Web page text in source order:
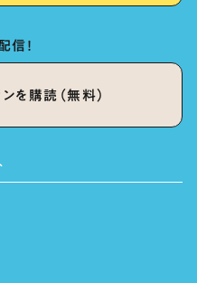
！
を購読（無料）